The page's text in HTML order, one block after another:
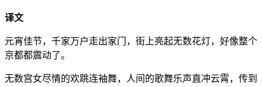
译文
元宵佳节，千家万户走出家门，街上亮起无数花灯，好像整个
京都都震动了。
无数宫女尽情的欢跳连袖舞，人间的歌舞乐声直冲云霄，传到